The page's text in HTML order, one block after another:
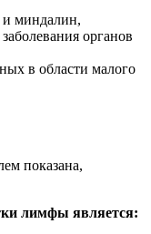
и миндалин,
органов
в области малого
лимфы является: